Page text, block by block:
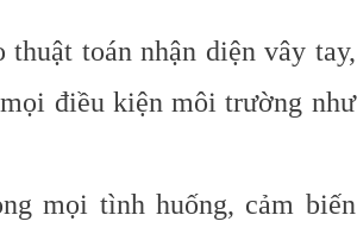
toán nhận diện vây tay,
điều kiện môi trường như
mọi tình huống, cảm biến